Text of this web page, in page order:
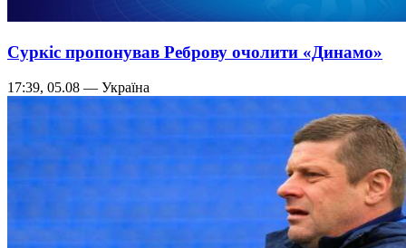
Суркіс пропонував Реброву очолити «Динамо»
17:39, 05.08 — Україна